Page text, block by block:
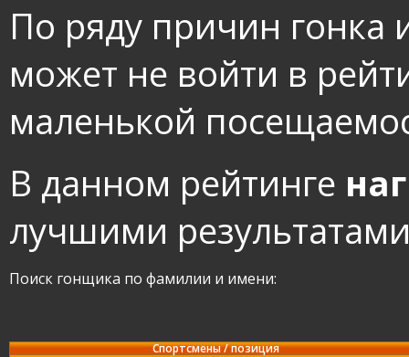
По ряду причин гонка
может не войти в
маленькой
В данном рейтинге
лучшими
Поиск гонщика по фамилии и имени:
Спортсмены / позиция